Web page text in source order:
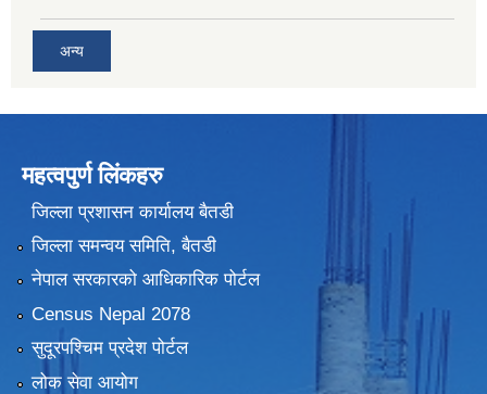
अन्य
महत्वपुर्ण लिंकहरु
जिल्ला प्रशासन कार्यालय बैतडी
जिल्ला समन्वय समिति, बैतडी
नेपाल सरकारको आधिकारिक पोर्टल
Census Nepal 2078
सुदूरपश्चिम प्रदेश पोर्टल
लोक सेवा आयोग